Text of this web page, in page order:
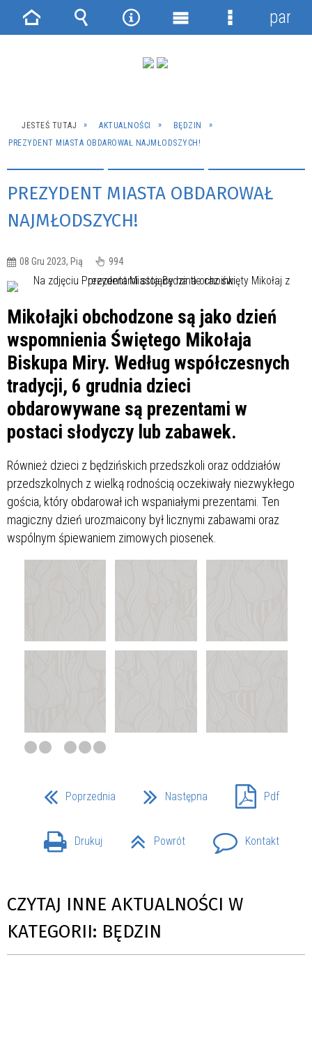
JESTEŚ TUTAJ AKTUALNOŚCI
BĘDZIN
PREZYDENT MIASTA OBDAROWAŁ NAJMŁODSZYCH!
PREZYDENT MIASTA OBDAROWAŁ
NAJMŁODSZYCH!
08 Gru 2023, Pią 994
Mikołajki obchodzone są jako dzień
wspomnienia Świętego Mikołaja
Biskupa Miry. Według współczesnych
tradycji, 6 grudnia dzieci
obdarowywane są prezentami w
postaci słodyczy lub zabawek.
Również dzieci z będzińskich przedszkoli oraz oddziałów
przedszkolnych z wielką rodnością oczekiwały niezwykłego
gościa, który obdarował ich wspaniałymi prezentami. Ten
magiczny dzień urozmaicony był licznymi zabawami oraz
wspólnym śpiewaniem zimowych piosenek.
Poprzednia Następna Pdf
Drukuj Powrót Kontakt
CZYTAJ INNE AKTUALNOŚCI W
KATEGORII: BĘDZIN
Strona Wyszukiwarka
NarzędziaMenu
Menu
panel